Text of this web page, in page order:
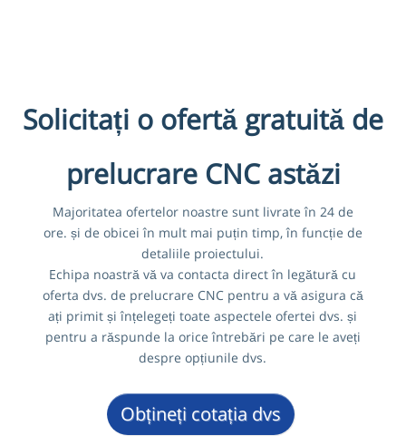
Solicitați o ofertă gratuită de
prelucrare CNC astăzi
Majoritatea ofertelor noastre sunt livrate în 24 de
ore. și de obicei în mult mai puțin timp, în funcție de
detaliile proiectului.
Echipa noastră vă va contacta direct în legătură cu
oferta dvs. de prelucrare CNC pentru a vă asigura că
ați primit și înțelegeți toate aspectele ofertei dvs. și
pentru a răspunde la orice întrebări pe care le aveți
despre opțiunile dvs.
Obțineți cotația dvs